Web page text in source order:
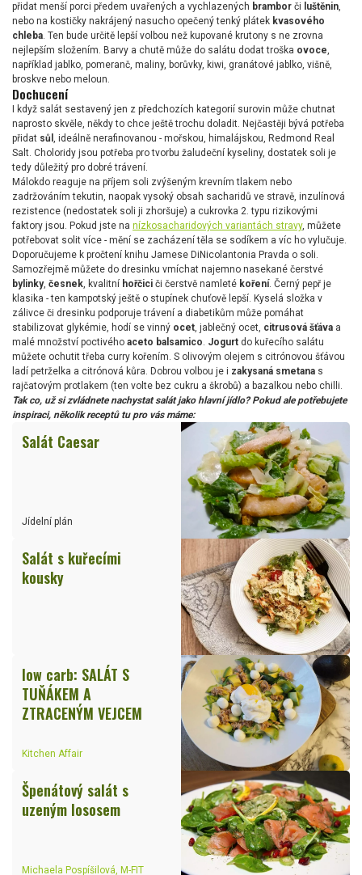
přidat menší porci předem uvařených a vychlazených brambor či luštěnin,
nebo na kostičky nakrájený nasucho opečený tenký plátek kvasového
chleba. Ten bude určitě lepší volbou než kupované krutony s ne zrovna
nejlepším složením. Barvy a chutě může do salátu dodat troška ovoce,
například jablko, pomeranč, maliny, borůvky, kiwi, granátové jablko, višně,
broskve nebo meloun.
Dochucení
I když salát sestavený jen z předchozích kategorií surovin může chutnat
naprosto skvěle, někdy to chce ještě trochu doladit. Nejčastěji bývá potřeba
přidat sůl , ideálně nerafinovanou - mořskou, himalájskou, Redmond Real
Salt. Choloridy jsou potřeba pro tvorbu žaludeční kyseliny, dostatek soli je
tedy důležitý pro dobré trávení.
Málokdo reaguje na příjem soli zvýšeným krevním tlakem nebo
zadržováním tekutin, naopak vysoký obsah sacharidů ve stravě, inzulínová
rezistence (nedostatek soli ji zhoršuje) a cukrovka 2. typu rizikovými
faktory jsou. Pokud jste na nízkosacharidových variantách stravy, můžete
potřebovat solit více - mění se zacházení těla se sodíkem a víc ho vylučuje.
Doporučujeme k pročtení knihu Jamese DiNicolantonia Pravda o soli.
Samozřejmě můžete do dresinku vmíchat najemno nasekané čerstvé
bylinky, česnek, kvalitní hořčici či čerstvě namleté koření. Černý pepř je
klasika - ten kampotský ještě o stupínek chuťově lepší. Kyselá složka v
zálivce či dresinku podporuje trávení a diabetikům může pomáhat
stabilizovat glykémie, hodí se vinný ocet, jablečný ocet, citrusová šťáva a
malé množství poctivého aceto balsamico. Jogurt do kuřecího salátu
můžete ochutit třeba curry kořením. S olivovým olejem s citrónovou šťávou
ladí petrželka a citrónová kůra. Dobrou volbou je i zakysaná smetana s
rajčatovým protlakem (ten volte bez cukru a škrobů) a bazalkou nebo chilli.
Tak co, už si zvládnete nachystat salát jako hlavní jídlo? Pokud ale potřebujete
inspiraci, několik receptů tu pro vás máme:
Salát Caesar
Jídelní plán
Salát s kuřecími
kousky
low carb: SALÁT S
TUŇÁKEM A
ZTRACENÝM VEJCEM
Kitchen Affair
Špenátový salát s
uzeným lososem
Michaela Pospíšilová, M-FIT